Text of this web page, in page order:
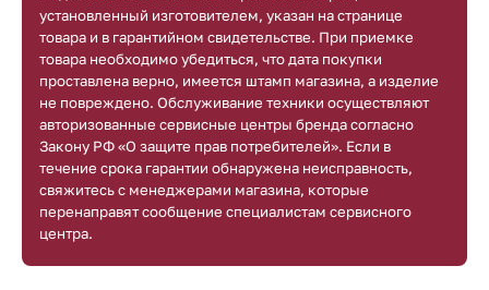
установленный изготовителем, указан на странице
товара и в гарантийном свидетельстве. При приемке
товара необходимо убедиться, что дата покупки
проставлена верно, имеется штамп магазина, а изделие
не повреждено. Обслуживание техники осуществляют
авторизованные сервисные центры бренда согласно
Закону РФ «О защите прав потребителей». Если в
течение срока гарантии обнаружена неисправность,
свяжитесь с менеджерами магазина, которые
перенаправят сообщение специалистам сервисного
центра.